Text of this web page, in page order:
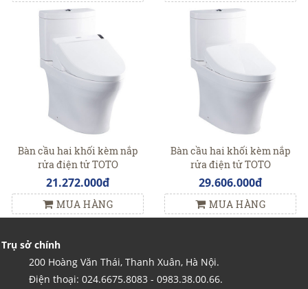
Bàn cầu hai khối kèm nắp
rửa điện tử TOTO
CS769DRW6
21.272.000đ
MUA HÀNG
Bàn cầu hai khối kèm nắp
rửa điện tử TOTO
CS769DRW11
29.606.000đ
MUA HÀNG
Trụ sở chính
200 Hoàng Văn Thái, Thanh Xuân, Hà Nội.
Điện thoại: 024.6675.8083 - 0983.38.00.66.